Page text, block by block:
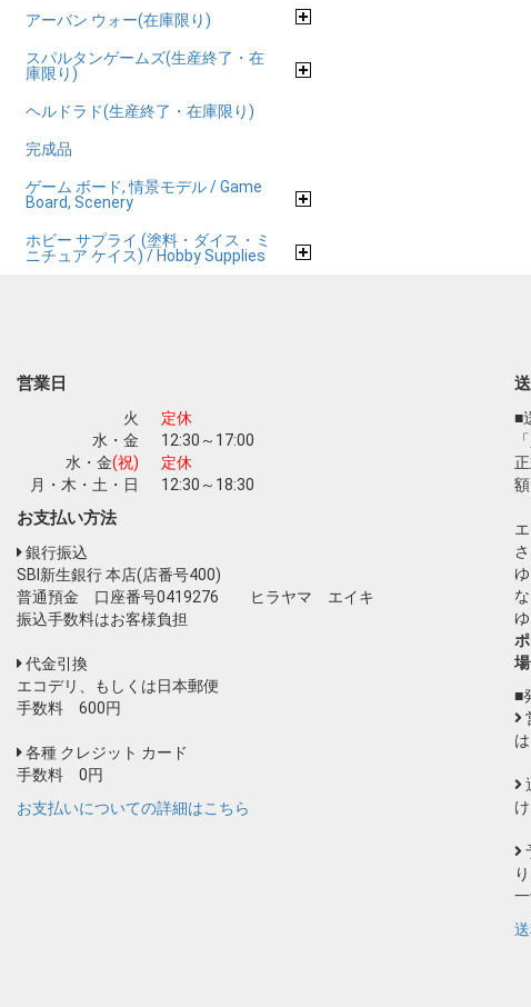
アーバン ウォー(在庫限り)
スパルタンゲームズ(生産終了・在
庫限り)
ヘルドラド(生産終了・在庫限り)
完成品
ゲーム ボード, 情景モデル / Game
Board, Scenery
ホビー サプライ (塗料・ダイス・ミ
ニチュア ケイス) / Hobby Supplies
営業日
火
定休
水・金
12:30～17:00
水・金(祝)
定休
月・木・土・日
12:30～18:30
お支払い方法
銀行振込
SBI新生銀行 本店(店番号400)
普通預金 口座番号0419276 ヒラヤマ エイキ
振込手数料はお客様負担
代金引換
エコデリ、もしくは日本郵便
手数料 600円
各種 クレジット カード
手数料 0円
お支払いについての詳細はこちら
■
■
け